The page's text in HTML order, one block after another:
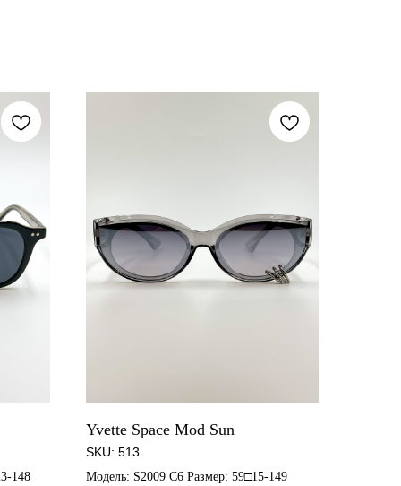
148
Yvette Space Mod Sun
SKU: 513
Модель: S2009 C6 Размер: 59□15-149